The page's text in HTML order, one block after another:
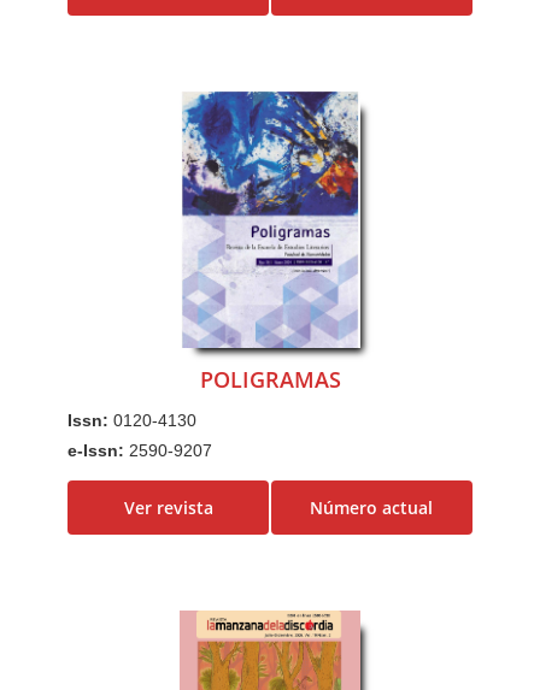
POLIGRAMAS
Issn:0120-4130
e-Issn: 2590-9207
Ver revista Número actual